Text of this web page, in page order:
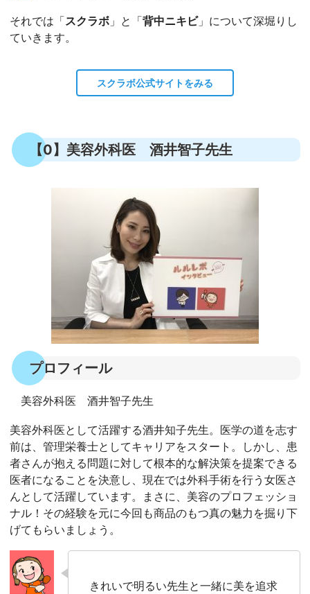
それでは「スクラボ 」と「背中ニキビ」について深堀りし
ていきます。
スクラボ公式サイトをみる
【0】美容外科医 酒井智子先生
プロフィール
美容外科医 酒井智子先生
美容外科医として活躍する酒井知子先生。医学の道を志す
前は、管理栄養士としてキャリアをスタート。しかし、患
者さんが抱える問題に対して根本的な解決策を提案できる
医者になることを決意し、現在では外科手術を行う女医さ
んとして活躍しています。まさに、美容のプロフェッショ
ナル！その経験を元に今回も商品のもつ真の魅力を掘り下
げてもらいましょう。
きれいで明るい先生と一緒に美を追求